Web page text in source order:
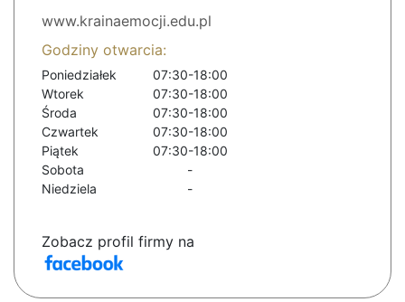
www.krainaemocji.edu.pl
Godziny otwarcia:
Poniedziałek
07:30-18:00
Wtorek
07:30-18:00
Środa
07:30-18:00
Czwartek
07:30-18:00
Piątek
07:30-18:00
Sobota
-
Niedziela
-
Zobacz profil firmy na